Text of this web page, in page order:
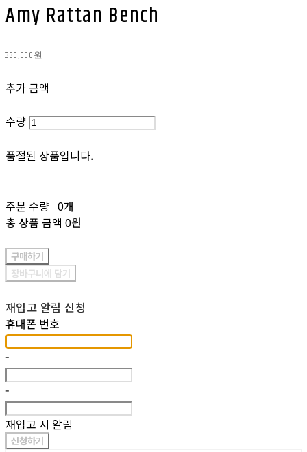
Amy Rattan Bench
330,000원
추가 금액
수량
품절된 상품입니다.
주문 수량 0개
총 상품 금액 0원
구매하기
장바구니에 담기
재입고 알림 신청
휴대폰 번호
-
-
재입고 시 알림
신청하기